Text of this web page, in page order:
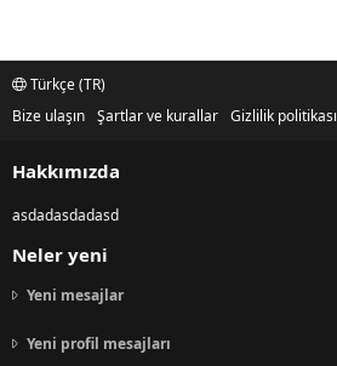
Türkçe (TR)
Bize ulaşın Şartlar ve kurallar Gizlilik politikası
Hakkımızda
asdadasdadasd
Neler yeni
Yeni mesajlar
Yeni profil mesajları